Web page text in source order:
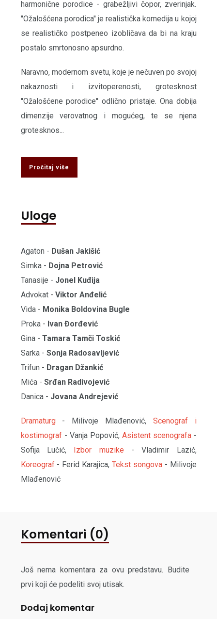
harmonične porodice - grabežljivi čopor, zverinjak.
''Ožalošćena porodica'' je realistička komedija u kojoj
se realističko postpeneo izobličava da bi na kraju
postalo smrtonosno apsurdno.
Naravno, modernom svetu, koje je nečuven po svojoj
nakaznosti i izvitoperenosti, grotesknost
''Ožalošćene porodice'' odlično pristaje. Ona dobija
dimenzije verovatnog i mogućeg, te se njena
grotesknos...
Pročitaj više
Uloge
Agaton - Dušan Jakišić
Simka - Dojna Petrović
Tanasije - Jonel Kuđija
Advokat - Viktor Anđelić
Vida - Monika Boldovina Bugle
Proka - Ivan Đorđević
Gina - Tamara Tamči Toskić
Sarka - Sonja Radosavljević
Trifun - Dragan Džankić
Mića - Srđan Radivojević
Danica - Jovana Andrejević
Dramaturg- Milivoje Mlađenović, Scenograf i
kostimograf - Vanja Popović,Asistent scenografa-
Sofija Lučić,Izbor muzike - Vladimir Lazić,
Koreograf - Ferid Karajica, Tekst songova- Milivoje
Mlađenović
Komentari (0)
Još nema komentara za ovu predstavu. Budite
prvi koji će podeliti svoj utisak.
Dodaj komentar